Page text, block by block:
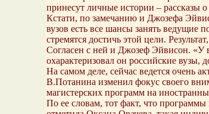
принесут личные истории – рассказы
Кстати, по замечанию и Джозефа
вузов есть все шансы занять ведущие
стремятся достичь этой цели.
Согласен с ней и Джозеф Эйвисон. «У
охарактеризовал он российские вузы,
На самом деле, сейчас ведется очень
В.Потанина изменил фокус своего
магистерских программ на
По ее словам, тот факт, что